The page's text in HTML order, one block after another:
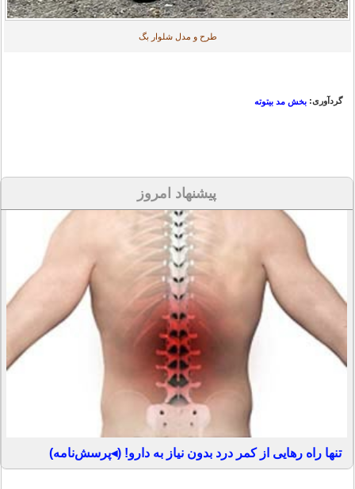
طرح و مدل شلوار بگ
گردآوری: بخش مد بیتوته
پیشنهاد امروز
تنها راه رهایی از کمر درد بدون نیاز به دارو! (◂پرسش‌نامه)